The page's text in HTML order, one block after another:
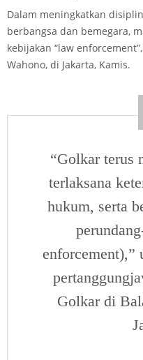
Dalam meningkatkan
berbangsa dan bemegara,
kebijakan “law
Wahono, di Jakarta, Kamis.
“Golkar terus
terlaksana
hukum, serta
enforcement),”
Golkar di